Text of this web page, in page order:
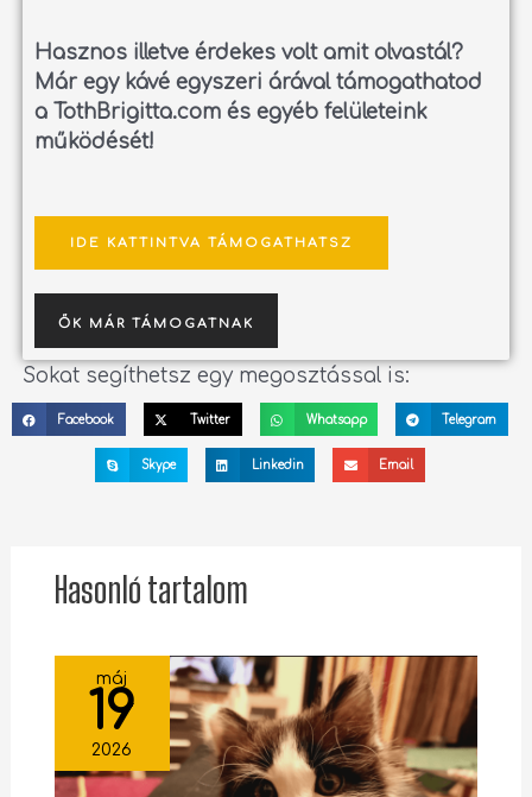
Hasznos illetve érdekes volt amit olvastál?
Már egy kávé egyszeri árával támogathatod
a TothBrigitta.com és egyéb felületeink
működését!
IDE KATTINTVA TÁMOGATHATSZ
ŐK MÁR TÁMOGATNAK
Sokat segíthetsz egy megosztással is:
Facebook Twitter Whatsapp Telegram
Skype Linkedin Email
Hasonló tartalom
máj
19
2026